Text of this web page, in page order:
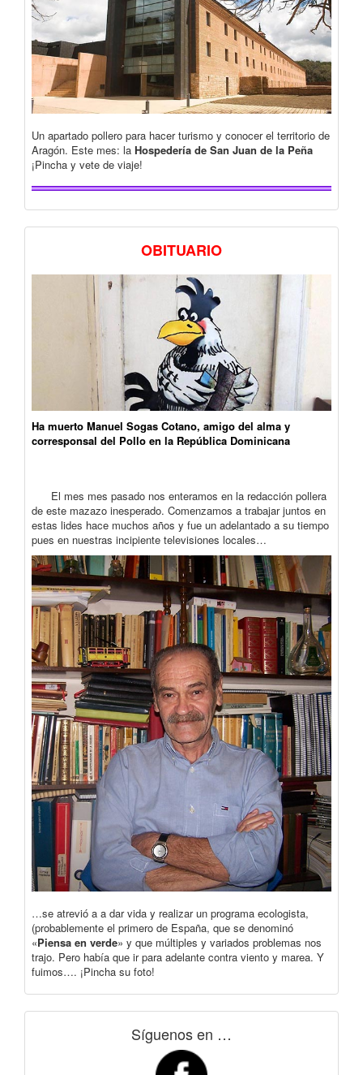
Un apartado pollero para hacer turismo y conocer el territorio de
Aragón. Este mes: la Hospedería de San Juan de la Peña
¡Pincha y vete de viaje!
OBITUARIO
Ha muerto Manuel Sogas Cotano, amigo del alma y
corresponsal del Pollo en la República Dominicana
El mes mes pasado nos enteramos en la redacción pollera
de este mazazo inesperado. Comenzamos a trabajar juntos en
estas lides hace muchos años y fue un adelantado a su tiempo
pues en nuestras incipiente televisiones locales…
…se atrevió a a dar vida y realizar un programa ecologista,
(probablemente el primero de España, que se denominó
«Piensa en verde» y que múltiples y variados problemas nos
trajo. Pero había que ir para adelante contra viento y marea. Y
fuimos…. ¡Pincha su foto!
Síguenos en …